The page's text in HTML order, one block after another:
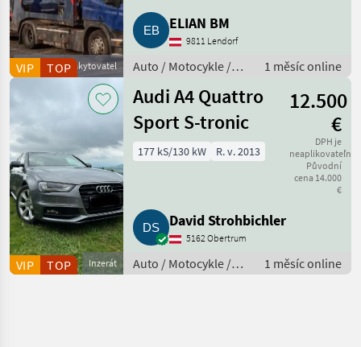
Obchodní poskytovatel
VIP TOP
ELIAN BM
9811 Lendorf
Auto / Motocykle /
1 měsíc online
Inzerát
VIP TOP
Audi A4 Quattro
Sport S-tronic
12.500
€
DPH je
neaplikovateľné
Původní
cena 14.000
€
177 kS/130 kW R. v. 2013
David Strohbichler
5162 Obertrum
Auto / Motocykle /
Auto
1 měsíc online